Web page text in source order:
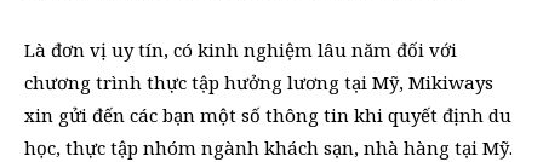
Là đơn vị uy tín, có kinh nghiệm lâu năm đối với
chương trình thực tập hưởng lương tại Mỹ, Mikiways
xin gửi đến các bạn một số thông tin khi quyết định du
học, thực tập nhóm ngành khách sạn, nhà hàng tại Mỹ.